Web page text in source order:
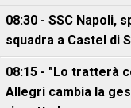
08:30 - SSC Napoli,
squadra a Castel di
08:15 - "Lo tratterà
Allegri cambia la